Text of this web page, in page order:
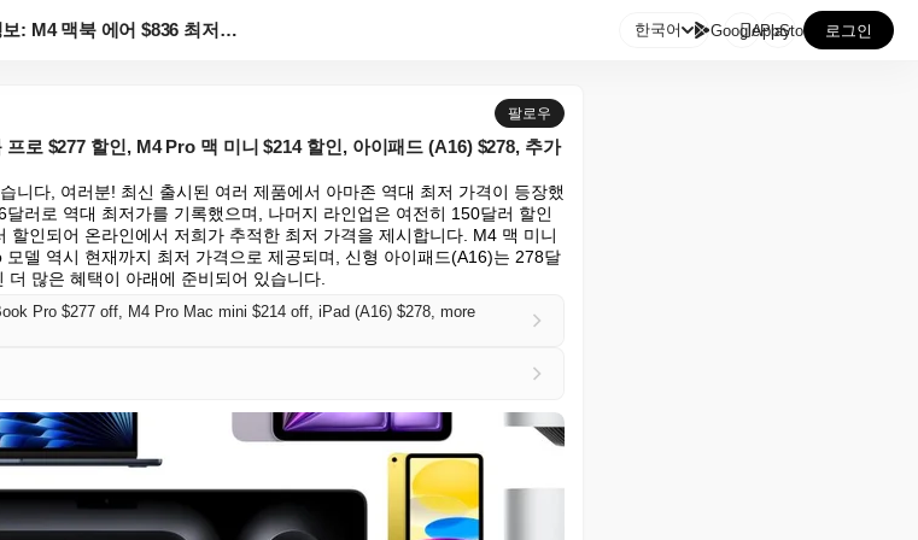
딜 정보: M4 맥북 에어 $836 최저가, M4 맥북... 한국어 GooglePlay
AppStore 로그인
팔로우
로 $277 할인, M4 Pro 맥 미니 $214 할인, 아이패드 (A16) $278, 추가
니다, 여러분! 최신 출시된 여러 제품에서 아마존 역대 최저 가격이 등장했
러로 역대 최저가를 기록했으며, 나머지 라인업은 여전히 150달러 할인
인되어 온라인에서 저희가 추적한 최저 가격을 제시합니다. M4 맥 미니
델 역시 현재까지 최저 가격으로 제공되며, 신형 아이패드(A16)는 278달
많은 혜택이 아래에 준비되어 있습니다.
Pro $277 off, M4 Pro Mac mini $214 off, iPad (A16) $278, more